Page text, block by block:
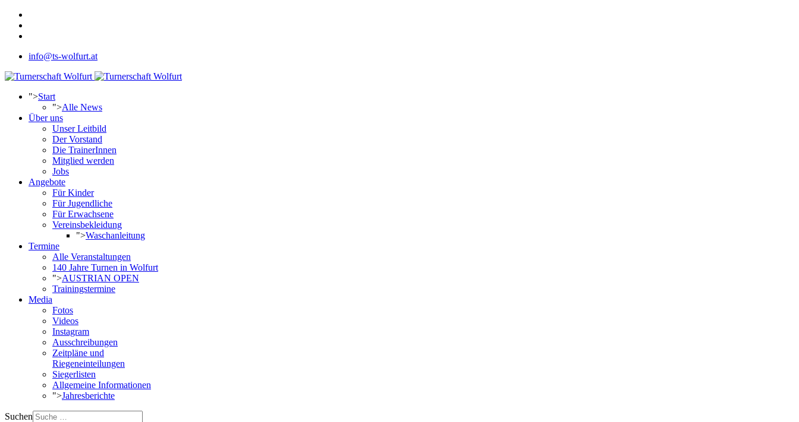
info@ts-wolfurt.at
">Start
">Alle News
Über uns
Unser Leitbild
Der Vorstand
Die TrainerInnen
Mitglied werden
Jobs
Angebote
Für Kinder
Für Jugendliche
Für Erwachsene
Vereinsbekleidung
">Waschanleitung
Termine
Alle Veranstaltungen
140 Jahre Turnen in Wolfurt
">AUSTRIAN OPEN
Trainingstermine
Media
Fotos
Videos
Instagram
Ausschreibungen
Zeitpläne und
Riegeneinteilungen
Siegerlisten
Allgemeine Informationen
">Jahresberichte
Suchen